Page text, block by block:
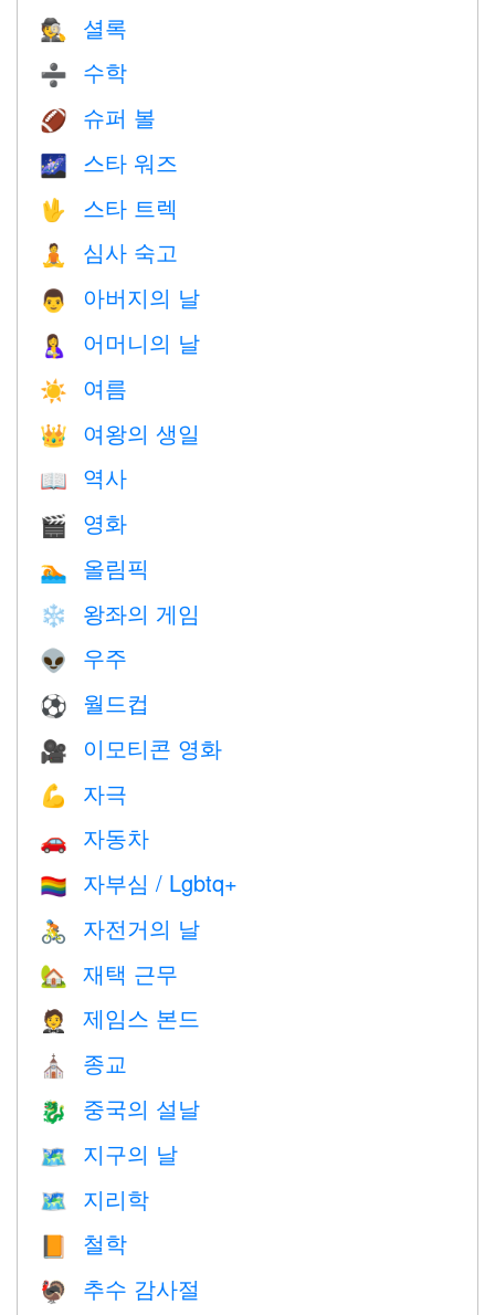
🕵️ 셜록
➗ 수학
🏈 슈퍼 볼
🌌 스타 워즈
🖖 스타 트렉
🧘 심사 숙고
👨 아버지의 날
🤱 어머니의 날
☀️ 여름
👑 여왕의 생일
📖 역사
🎬 영화
🏊 올림픽
❄️ 왕좌의 게임
👽 우주
⚽ 월드컵
🎥 이모티콘 영화
💪 자극
🚗 자동차
🏳️‍🌈 자부심 / Lgbtq+
🚴 자전거의 날
🏡 재택 근무
🤵 제임스 본드
⛪️ 종교
🐉 중국의 설날
🗺️ 지구의 날
🗺 지리학
📙 철학
🦃 추수 감사절